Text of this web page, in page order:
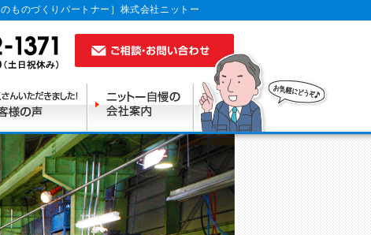
ものづくりパートナー］株式会社ニットー